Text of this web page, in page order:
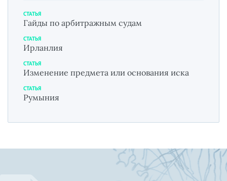
СТАТЬЯ
Гайды по арбитражным судам
СТАТЬЯ
Ирланлия
СТАТЬЯ
Изменение предмета или основания иска
СТАТЬЯ
Румыния